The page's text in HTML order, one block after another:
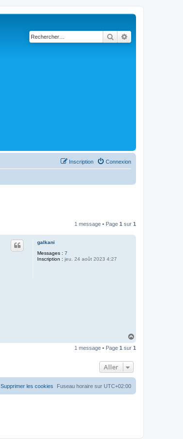
Rechercher
Connexion
Inscription
1 message • Page 1 sur 1
galkani
Messages : 7
Inscription : jeu. 24 août 2023 4:27
u
1 message • Page 1 sur 1
Aller
Fuseau horaire sur UTC+02:00
Supprimer les cookies